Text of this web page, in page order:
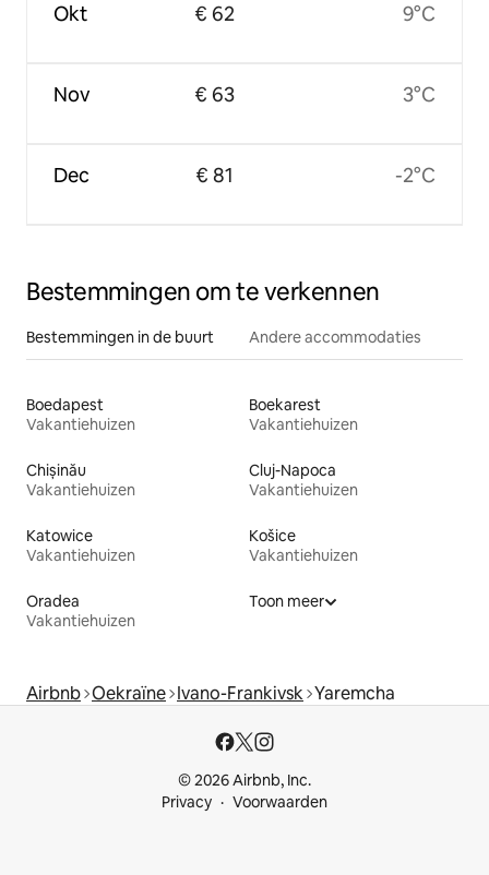
Okt
Nov
Dec
€ 62
€ 63
€ 81
9°C
3°C
-2°C
Bestemmingen om te verkennen
Bestemmingen in de buurt Andere accommodaties
Boedapest
Vakantiehuizen
Boekarest
Vakantiehuizen
Chișinău
Vakantiehuizen
Cluj-Napoca
Vakantiehuizen
Katowice
Vakantiehuizen
Košice
Vakantiehuizen
Oradea
Vakantiehuizen
Toon meer
Airbnb Oekraïne Ivano-Frankivsk Yaremcha
© 2026 Airbnb, Inc.
Privacy
Voorwaarden